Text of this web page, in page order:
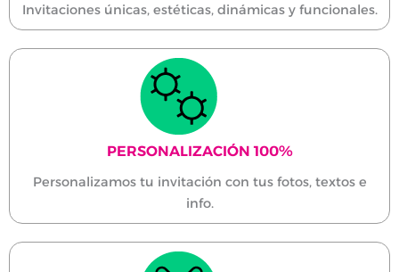
Invitaciones únicas, estéticas, dinámicas y funcionales.
PERSONALIZACIÓN 100%
Personalizamos tu invitación con tus fotos, textos e
info.